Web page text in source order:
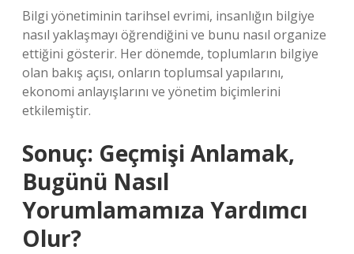
Bilgi yönetiminin tarihsel evrimi, insanlığın bilgiye
nasıl yaklaşmayı öğrendiğini ve bunu nasıl organize
ettiğini gösterir. Her dönemde, toplumların bilgiye
olan bakış açısı, onların toplumsal yapılarını,
ekonomi anlayışlarını ve yönetim biçimlerini
etkilemiştir.
Sonuç: Geçmişi Anlamak,
Bugünü Nasıl
Yorumlamamıza Yardımcı
Olur?